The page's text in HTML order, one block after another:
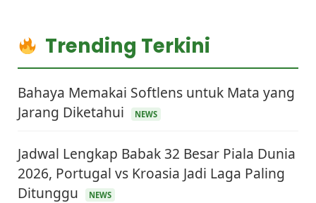
Trending Terkini
Bahaya Memakai Softlens untuk Mata yang
Jarang Diketahui
NEWS
Jadwal Lengkap Babak 32 Besar Piala Dunia
2026, Portugal vs Kroasia Jadi Laga Paling
Ditunggu
NEWS